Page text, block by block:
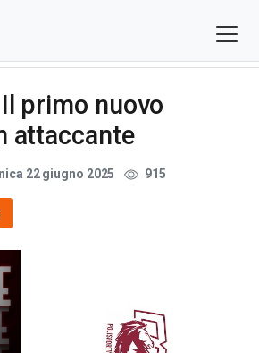
primo nuovo
attaccante
22 giugno 2025 915